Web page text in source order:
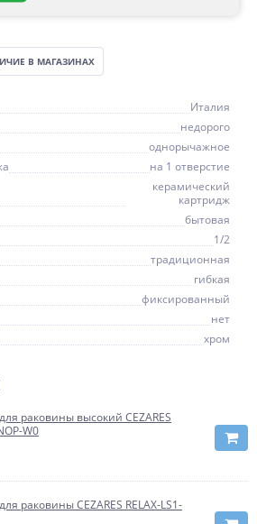
В МАГАЗИНАХ
Италия
недорого
однорычажное
на 1 отверстие
керамический
картридж
бытовая
1/2
традиционная
гибкая
фиксированный
нет
хром
раковины высокий CEZARES
W0
раковины CEZARES RELAX-LS1-